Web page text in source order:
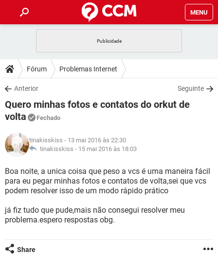
MENU
CELULAR FACEBOOK
OUTLOOK
INSTAGRAM GMAIL
GUIA DE COMPRAS
DICAS
JOGOS WHATSAPP
OUTLOOK
GUIA DE COMPRAS
DOWNLOADS
JOGOS WHATSAPP
CELULAR
OUTLOOK EXCEL
INSTAGRAM
GUIA DE COMPRAS
FÓRUM
CELULAR FACEBOOK
INSTAGRAM GMAIL
GLOSSÁRIO
JOGOS
CELULAR FACEBOOK
OUTLOOK EXCEL
GUIA DE COMPRAS
Fórum Problemas Internet
Anterior Seguinte
Quero minhas fotos e contatos do orkut de
volta
Fechado
tinakisskiss - 13 mai 2016 às 22:30
tinakisskiss - 15 mai 2016 às 18:03
Boa noite, a unica coisa que peso a vcs é uma maneira fácil
para eu pegar minhas fotos e contatos de volta,sei que vcs
podem resolver isso de um modo rápido prático
já fiz tudo que pude,mais não consegui resolver meu
problema.espero respostas obg.
Share